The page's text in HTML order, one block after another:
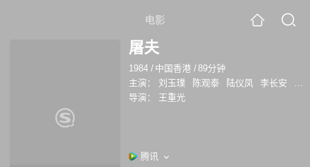
电影
屠夫
1984 / 中国香港 /89分钟
主演：
刘玉璞 陈观泰 陆仪凤 李长安
江
导演：
王重光
腾讯